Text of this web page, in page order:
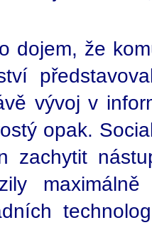
dojem, že
vývoj v
opak.
zachytit